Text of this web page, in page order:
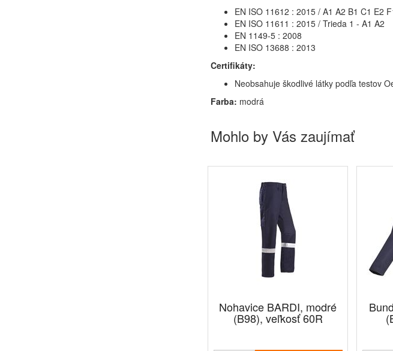
EN ISO 11612 : 2015 / A1 A2 B1 C1 E2
EN ISO 11611 : 2015 / Trieda 1 - A1 A2
EN 1149-5 : 2008
EN ISO 13688 : 2013
Certifikáty:
Neobsahuje škodlivé látky podľa testov
Farba: modrá
Mohlo by Vás zaujímať
Nohavice BARDI, modré
(B98), veľkosť 60R